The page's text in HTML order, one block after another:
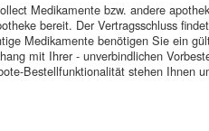
Medikamente bzw. andere
bereit. Der Vertragsschluss
Medikamente benötigen Sie ein
mit Ihrer - unverbindlichen
Bestellfunktionalität stehen Ihnen